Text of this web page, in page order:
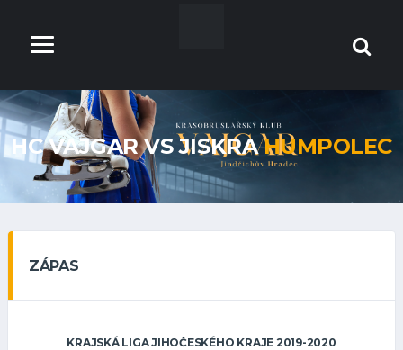
HC VAJGAR VS JISKRAHUMPOLEC
ZÁPAS
KRAJSKÁ LIGA JIHOČESKÉHO KRAJE 2019-2020